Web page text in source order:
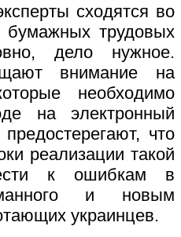
сходятся во
бумажных трудовых
дело нужное.
внимание на
необходимо
на электронный
что
реализации такой
к ошибкам в
и новым
украинцев.